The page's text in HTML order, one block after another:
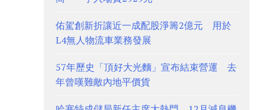
佑駕創新折讓近一成配股淨籌2億元 用於
L4無人物流車業務發展
57年歷史「頂好大光麵」宣布結束營運 去
年曾嘆難敵內地平價貨